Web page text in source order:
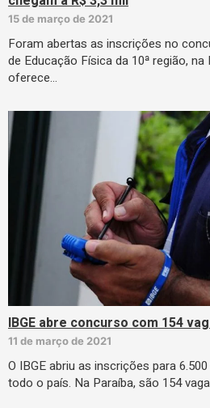
15 de março de 2021
Foram abertas as inscrições no
de Educação Física da 10ª região,
oferece…
IBGE abre concurso com 154
11 de março de 2021
O IBGE abriu as inscrições para
todo o país. Na Paraíba, são 154